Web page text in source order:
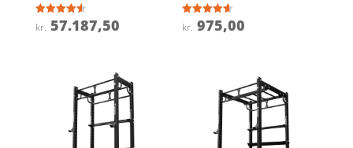
Vurderet
4.6
kr. 57.187,50
Vurderet
4.6
kr. 975,00